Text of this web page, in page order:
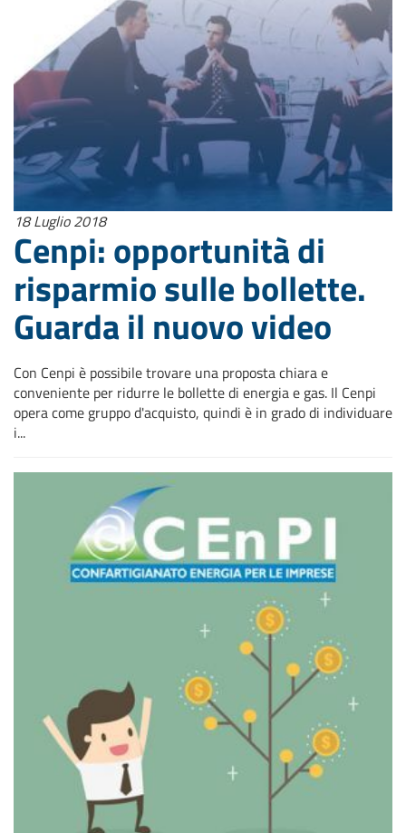
18 Luglio 2018
Cenpi: opportunità di
risparmio sulle bollette.
Guarda il nuovo video
Con Cenpi è possibile trovare una proposta chiara e
conveniente per ridurre le bollette di energia e gas. Il Cenpi
opera come gruppo d'acquisto, quindi è in grado di individuare
i...